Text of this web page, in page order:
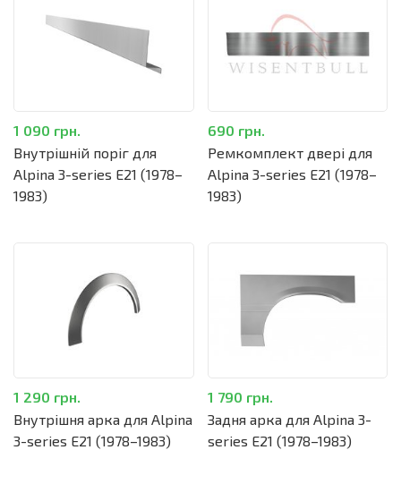
Внутрішній поріг для
Alpina 3-series E21 (1978–
1983)
1 090 грн.
Ремкомплект двері для
Alpina 3-series E21 (1978–
1983)
690 грн.
Внутрішня арка для Alpina
3-series E21 (1978–1983)
1 290 грн.
Задня арка для Alpina 3-
series E21 (1978–1983)
1 790 грн.